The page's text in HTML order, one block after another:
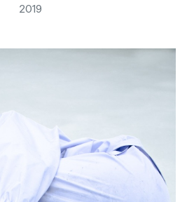
2019